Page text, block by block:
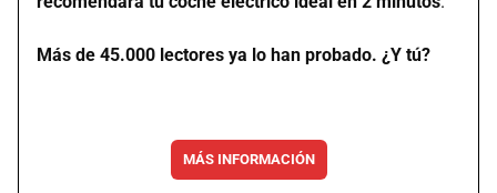
Más de 45.000 lectores ya lo han probado. ¿Y tú?
MÁS INFORMACIÓN